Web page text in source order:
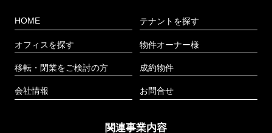
HOME
オフィスを探す
移転・閉業をご検討の方
会社情報
テナントを探す
物件オーナー様
成約物件
お問合せ
関連事業内容